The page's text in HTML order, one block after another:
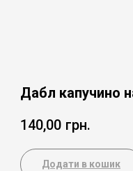
Дабл капучино
140,00 грн.
Додати в кошик